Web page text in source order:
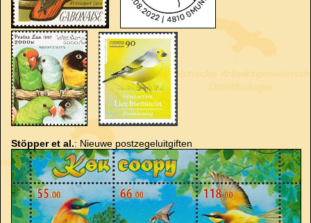
Stöpper et al.: Nieuwe postzegeluitgiften